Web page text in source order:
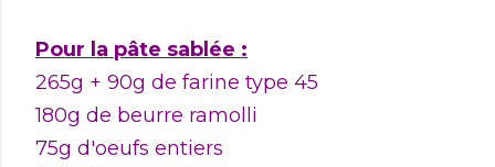
Pour la pâte sablée :
265g + 90g de farine type 45
180g de beurre ramolli
75g d'oeufs entiers